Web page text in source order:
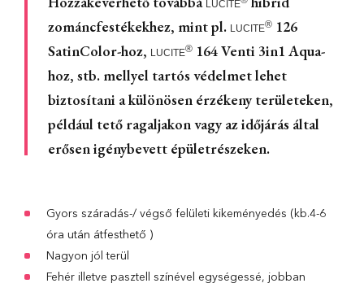
LUCITE
zománcfestékekhez, mint pl. LUCITE® 126
SatinColor-hoz, LUCITE® 164 Venti 3in1 Aqua-
hoz, stb. mellyel tartós védelmet lehet
biztosítani a különösen érzékeny területeken,
például tető ragaljakon vagy az időjárás által
erősen igénybevett épületrészeken.
Gyors száradás-/ végső felületi kikeményedés (kb.4-6
óra után átfesthető )
Nagyon jól terül
Fehér illetve pasztell színével egységessé, jobban